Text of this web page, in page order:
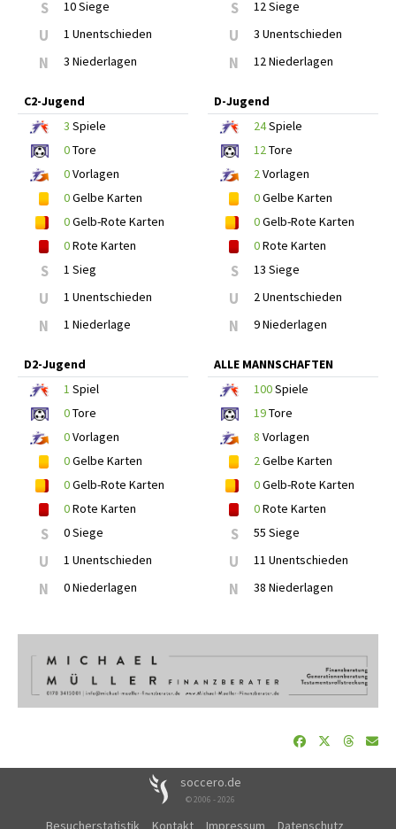
S 10 Siege
U 1 Unentschieden
N 3 Niederlagen
S 12 Siege
U 3 Unentschieden
N 12 Niederlagen
C2-Jugend
3 Spiele
0Tore
0Vorlagen
0Gelbe Karten
0Gelb-Rote Karten
0Rote Karten
S 1 Sieg
U 1 Unentschieden
N 1 Niederlage
D-Jugend
24Spiele
12Tore
2Vorlagen
0Gelbe Karten
0Gelb-Rote Karten
0Rote Karten
S 13 Siege
U 2 Unentschieden
N 9 Niederlagen
D2-Jugend
1 Spiel
0Tore
0Vorlagen
0Gelbe Karten
0Gelb-Rote Karten
0Rote Karten
S 0 Siege
U 1 Unentschieden
N 0 Niederlagen
ALLE MANNSCHAFTEN
100Spiele
19Tore
8 Vorlagen
2Gelbe Karten
0Gelb-Rote Karten
0Rote Karten
S 55 Siege
U 11 Unentschieden
N 38 Niederlagen
soccero.de
© 2006 - 2026
Besucherstatistik Kontakt Impressum Datenschutz